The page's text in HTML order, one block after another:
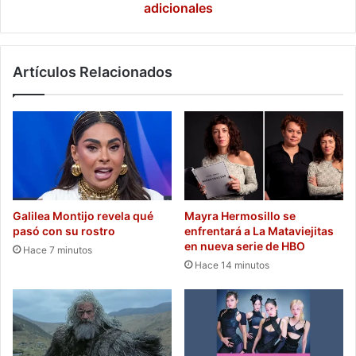
por
años
adicionales
Artículos Relacionados
Galilea Montijo revela qué
pasó con su rostro
Hace 7 minutos
Mayra Hermosillo se
enfrentará a La Mataviejitas
en nueva serie de HBO
Hace 14 minutos